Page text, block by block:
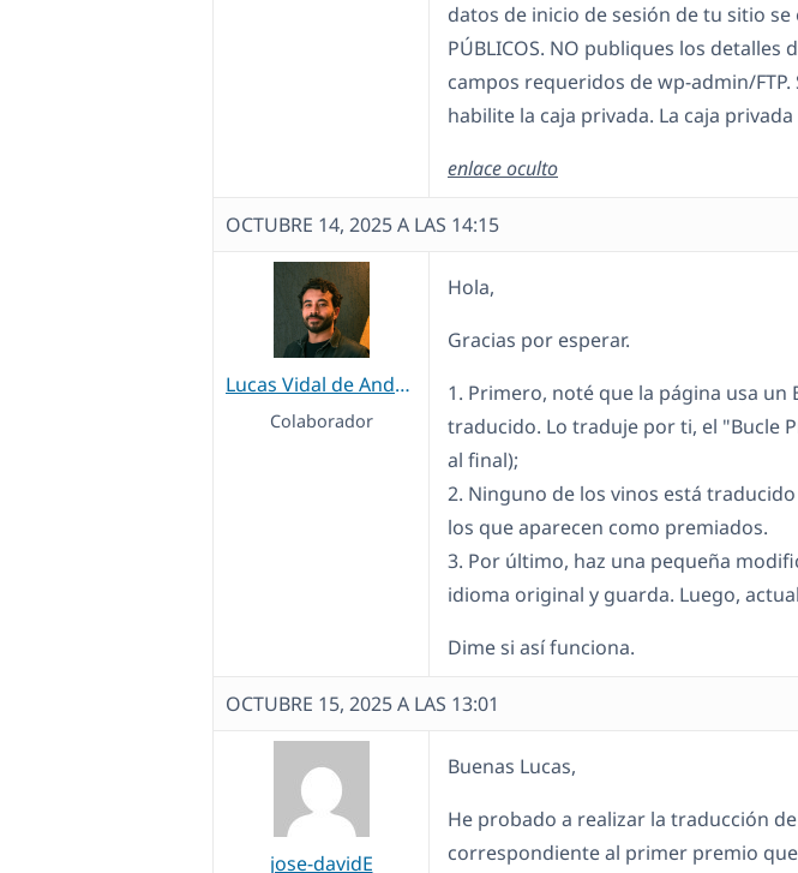
datos de inicio de sesión de tu sitio
PÚBLICOS. NO publiques los detalles
campos requeridos de wp-admin/
habilite la caja privada. La caja privada
enlace oculto
OCTUBRE 14, 2025 A LAS 14:15
Lucas Vidal de Andrade
Colaborador
Hola,
Gracias por esperar.
1. Primero, noté que la página usa un
traducido. Lo traduje por ti, el "Bucle
al final);
2. Ninguno de los vinos está
los que aparecen como premiados.
3. Por último, haz una pequeña
idioma original y guarda. Luego,
Dime si así funciona.
OCTUBRE 15, 2025 A LAS 13:01
jose-davidE
Buenas Lucas,
He probado a realizar la traducción
correspondiente al primer premio